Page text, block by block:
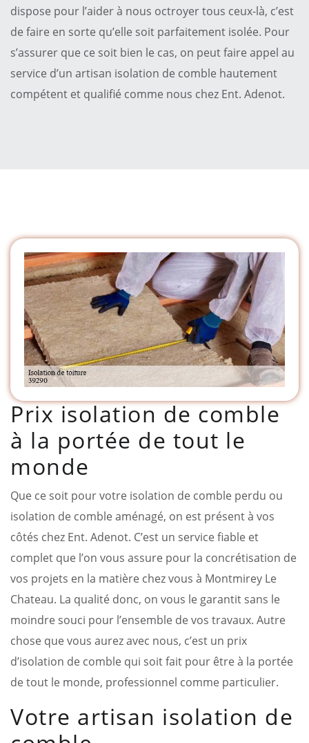
dispose pour l’aider à nous octroyer tous ceux-là, c’est
de faire en sorte qu’elle soit parfaitement isolée. Pour
s’assurer que ce soit bien le cas, on peut faire appel au
service d’un artisan isolation de comble hautement
compétent et qualifié comme nous chez Ent. Adenot.
Prix isolation de comble
à la portée de tout le
monde
Que ce soit pour votre isolation de comble perdu ou
isolation de comble aménagé, on est présent à vos
côtés chez Ent. Adenot. C’est un service fiable et
complet que l’on vous assure pour la concrétisation de
vos projets en la matière chez vous à Montmirey Le
Chateau. La qualité donc, on vous le garantit sans le
moindre souci pour l’ensemble de vos travaux. Autre
chose que vous aurez avec nous, c’est un prix
d’isolation de comble qui soit fait pour être à la portée
de tout le monde, professionnel comme particulier.
Votre artisan isolation de